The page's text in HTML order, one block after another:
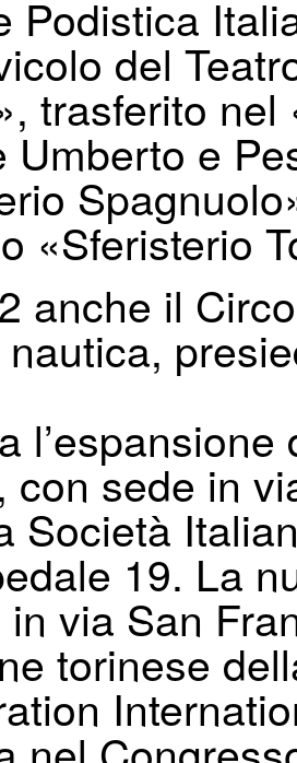
Podistica
del
trasferito nel
Umberto e
«Sferisterio
anche il
con sede in
Società
19. La
in via San
torinese